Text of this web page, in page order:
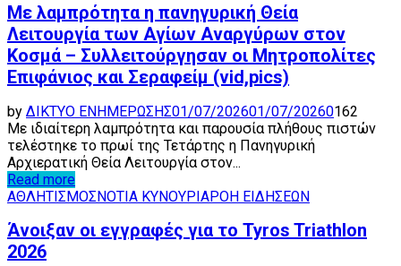
Με λαμπρότητα η πανηγυρική Θεία
Λειτουργία των Αγίων Αναργύρων στον
Κοσμά – Συλλειτούργησαν οι Μητροπολίτες
Επιφάνιος και Σεραφείμ (vid,pics)
by ΔΙΚΤΥΟ ΕΝΗΜΕΡΩΣΗΣ01/07/202601/07/20260162
Με ιδιαίτερη λαμπρότητα και παρουσία πλήθους πιστών
τελέστηκε το πρωί της Τετάρτης η Πανηγυρική
Αρχιερατική Θεία Λειτουργία στον...
Read more
ΑΘΛΗΤΙΣΜΟΣΝΟΤΙΑ ΚΥΝΟΥΡΙΑΡΟΗ ΕΙΔΗΣΕΩΝ
Άνοιξαν οι εγγραφές για το Tyros Triathlon
2026